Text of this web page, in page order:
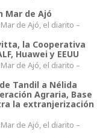
Mar de Ajó
de Ajó, el diarito –
la Cooperativa
Huawei y EEUU
de Ajó, el diarito –
Tandil a Nélida
Agraria, Base
la extranjerización
de Ajó, el diarito –